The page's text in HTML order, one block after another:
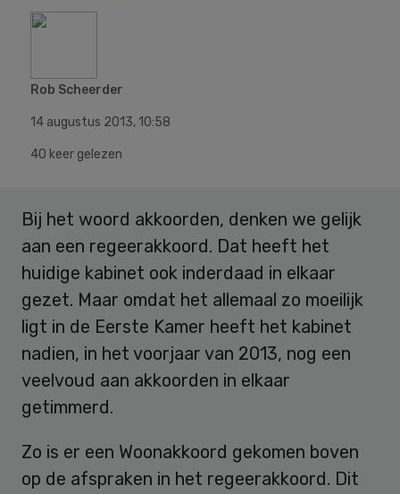
Rob Scheerder
14 augustus 2013, 10:58
40 keer gelezen
Bij het woord akkoorden, denken we gelijk
aan een regeerakkoord. Dat heeft het
huidige kabinet ook inderdaad in elkaar
gezet. Maar omdat het allemaal zo moeilijk
ligt in de Eerste Kamer heeft het kabinet
nadien, in het voorjaar van 2013, nog een
veelvoud aan akkoorden in elkaar
getimmerd.
Zo is er een Woonakkoord gekomen boven
op de afspraken in het regeerakkoord. Dit